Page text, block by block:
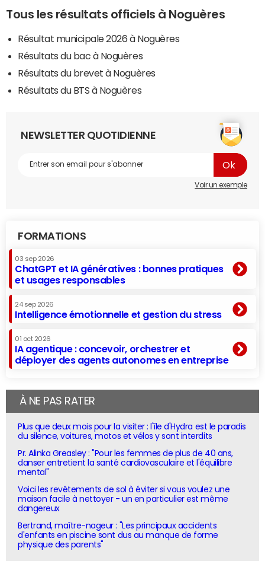
Tous les résultats officiels à Noguères
Résultat municipale 2026 à Noguères
Résultats du bac à Noguères
Résultats du brevet à Noguères
Résultats du BTS à Noguères
NEWSLETTER QUOTIDIENNE
Voir un exemple
FORMATIONS
03 sep 2026
ChatGPT et IA génératives : bonnes pratiques
et usages responsables
24 sep 2026
Intelligence émotionnelle et gestion du stress
01 oct 2026
IA agentique : concevoir, orchestrer et
déployer des agents autonomes en entreprise
À NE PAS RATER
Plus que deux mois pour la visiter : l'île d'Hydra est le paradis
du silence, voitures, motos et vélos y sont interdits
Pr. Alinka Greasley : "Pour les femmes de plus de 40 ans,
danser entretient la santé cardiovasculaire et l'équilibre
mental"
Voici les revêtements de sol à éviter si vous voulez une
maison facile à nettoyer - un en particulier est même
dangereux
Bertrand, maître-nageur : "Les principaux accidents
d'enfants en piscine sont dus au manque de forme
physique des parents"